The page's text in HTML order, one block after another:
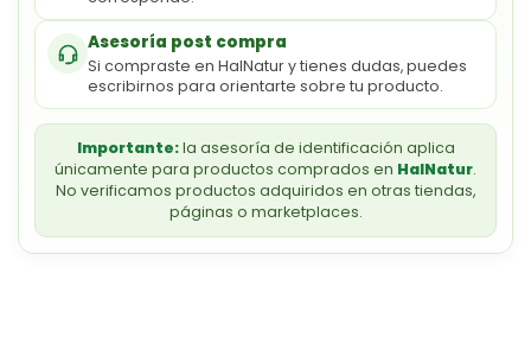
Asesoría post compra
Si compraste en HalNatur y tienes dudas, puedes
escribirnos para orientarte sobre tu producto.
Importante:la asesoría de identificación aplica
únicamente para productos comprados en HalNatur.
No verificamos productos adquiridos en otras tiendas,
páginas o marketplaces.